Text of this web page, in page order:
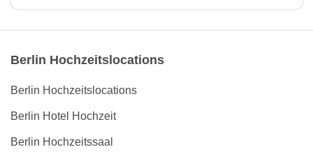
Berlin Hochzeitslocations
Berlin Hochzeitslocations
Berlin Hotel Hochzeit
Berlin Hochzeitssaal